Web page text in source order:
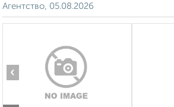
Агентство, 05.08.2026
‹